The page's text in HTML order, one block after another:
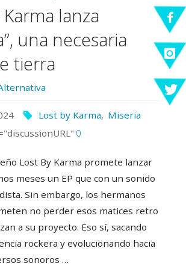
lanza
una necesaria
tierra
Lost by Karma, Miseria
0
Lost By Karma promete lanzar
meses un EP que con un sonido
Sin embargo, los hermanos
no perder esos matices retro
a su proyecto. Eso sí, sacando
rockera y evolucionando hacia
sonoros …